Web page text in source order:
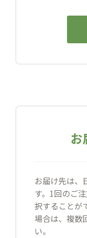
お
お届け先は、
す。1回のご
択することが
場合は、複数
い。